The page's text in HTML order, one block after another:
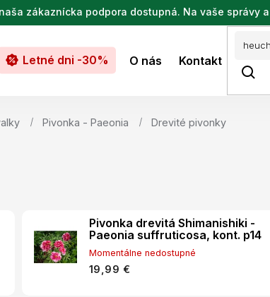
zákaznícka podpora dostupná. Na vaše správy
Letné dni -30% O nás Kontakt
Pivonka - Paeonia Drevité pivonky
Pivonka drevitá Shimanishiki -
Paeonia suffruticosa, kont. p14
Momentálne nedostupné
19,99 €